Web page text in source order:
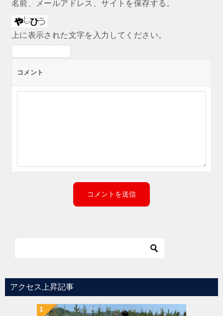
名前、メールアドレス、サイトを保存する。
上に表示された文字を入力してください。
コメント
アクセス上昇記事